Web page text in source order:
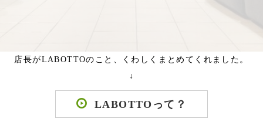
店長がLABOTTOのこと、くわしくまとめてくれました。
↓
LABOTTOって？